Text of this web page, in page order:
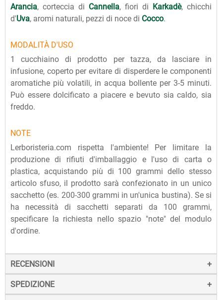
Arancia, corteccia di Cannella, fiori di Karkadè, chicchi
d'Uva, aromi naturali, pezzi di noce di Cocco.
MODALITÀ D'USO
1 cucchiaino di prodotto per tazza, da lasciare in
infusione, coperto per evitare di disperdere le componenti
aromatiche più volatili, in acqua bollente per 3-5 minuti.
Può essere dolcificato a piacere e bevuto sia caldo, sia
freddo.
NOTE
Lerboristeria.com rispetta l'ambiente! Per limitare la
produzione di rifiuti d'imballaggio e l'uso di carta o
plastica, acquistando più di 100 grammi dello stesso
articolo sfuso, il prodotto sarà confezionato in un unico
sacchetto (es. 200-300 grammi in un'unica bustina). Se si
ha necessità di sacchetti separati da 100 grammi,
specificare la richiesta nello spazio "note" del modulo
d'ordine.
RECENSIONI
SPEDIZIONE